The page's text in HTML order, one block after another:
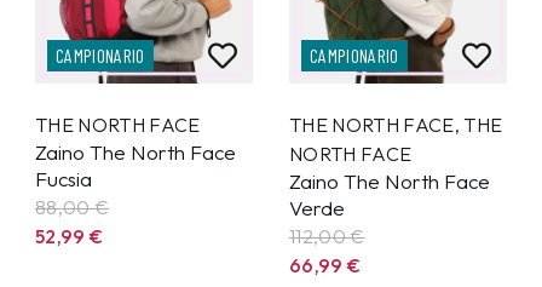
CAMPIONARIO
THE NORTH FACE
Zaino The North Face
Fucsia
88,00 €
52,99€
CAMPIONARIO
THE NORTH FACE, THE
NORTH FACE
Zaino The North Face
Verde
112,00 €
66,99€